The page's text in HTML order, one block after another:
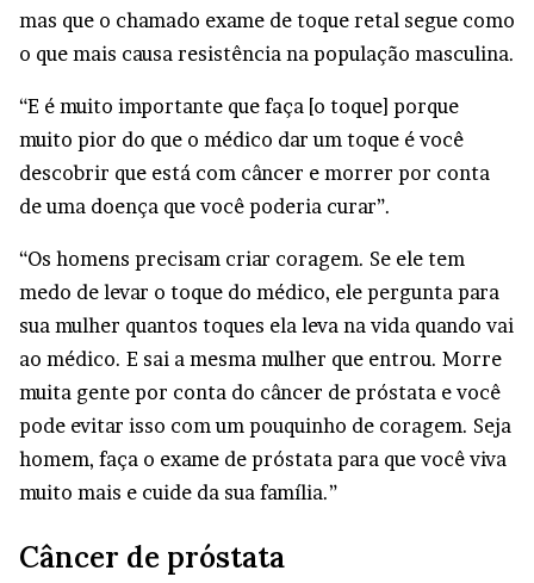
mas que o chamado exame de toque retal segue como
o que mais causa resistência na população masculina.
“E é muito importante que faça [o toque] porque
muito pior do que o médico dar um toque é você
descobrir que está com câncer e morrer por conta
de uma doença que você poderia curar”.
“Os homens precisam criar coragem. Se ele tem
medo de levar o toque do médico, ele pergunta para
sua mulher quantos toques ela leva na vida quando vai
ao médico. E sai a mesma mulher que entrou. Morre
muita gente por conta do câncer de próstata e você
pode evitar isso com um pouquinho de coragem. Seja
homem, faça o exame de próstata para que você viva
muito mais e cuide da sua família.”
Câncer de próstata